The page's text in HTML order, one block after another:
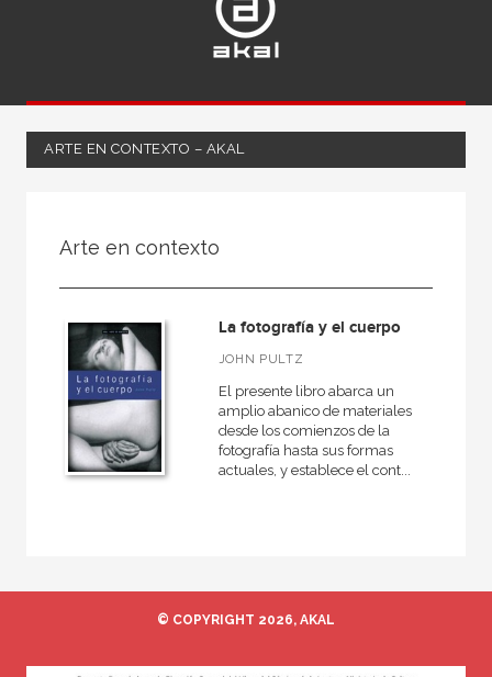
ARTE EN CONTEXTO – AKAL
Ciencias humanas y sociales
Bellas Artes
Fotografía
MATERIAS
Grabado
Arte en contexto
La fotografía y el cuerpo
JOHN PULTZ
El presente libro abarca un
amplio abanico de materiales
desde los comienzos de la
fotografía hasta sus formas
actuales, y establece el cont...
© COPYRIGHT 2026, AKAL